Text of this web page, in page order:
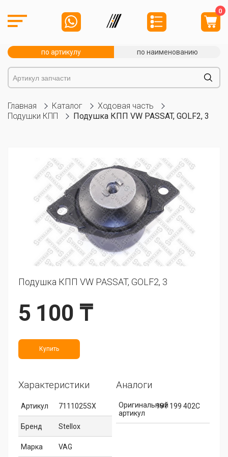
0
по артикулу по наименованию
Главная Каталог
Ходовая часть
Подушки КПП
Подушка КПП VW PASSAT, GOLF2, 3
Подушка КПП VW PASSAT, GOLF2, 3
5 100 ₸
Купить
Характеристики
Артикул 7111025SX
Бренд Stellox
Марка VAG
Аналоги
Оригинальный
артикул
191 199 402C